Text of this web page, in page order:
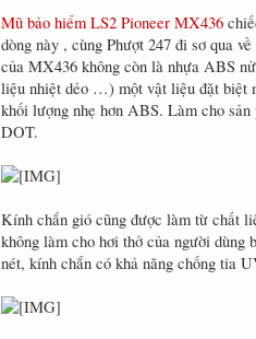
Mũ bảo hiểm LS2 Pioneer MX436
dòng này , cùng Phượt 247 đi sơ qua
của MX436 không còn là nhựa ABS
liệu nhiệt dẻo …) một vật liệu đặt biệt
khối lượng nhẹ hơn ABS. Làm cho
DOT.
Kính chắn gió cũng được làm từ chất
không làm cho hơi thở của người dùng
nét, kính chắn có khả năng chống tia